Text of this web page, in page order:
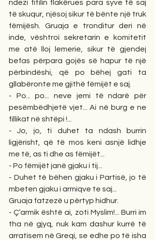
ndezi fitilin flakërues para syve të saj
të skuqur, njësoj sikur të bënte një truk
fëmijësh. Gruaja e tronditur deri në
inde, vështroi sekretarin e komitetit
me atë lloj lemerie, sikur të gjendej
befas përpara gojës së hapur të një
përbindëshi, që po bëhej gati ta
gllabëronte me gjithë fëmijët e saj.
- Po... po... neve jemi të ndarë për
pesëmbëdhjetë vjet... Ai në burg e ne
fillikat në shtëpi !...
- Jo, jo, ti duhet ta ndash burrin
ligjërisht, që të mos keni asnjë lidhje
me të, as ti dhe as fëmijët...
- Po fëmijët janë gjaku i tij...
- Duhet të bëhen gjaku i Partisë, jo të
mbeten gjaku i armiqve te saj...
Gruaja fatzezë u përtyp hidhur.
- Ç’armik është ai, zoti Myslim!... Burri im
tha në gjyq, nuk kam dashur kurrë të
arratisem në Greqi, se edhe po të isha